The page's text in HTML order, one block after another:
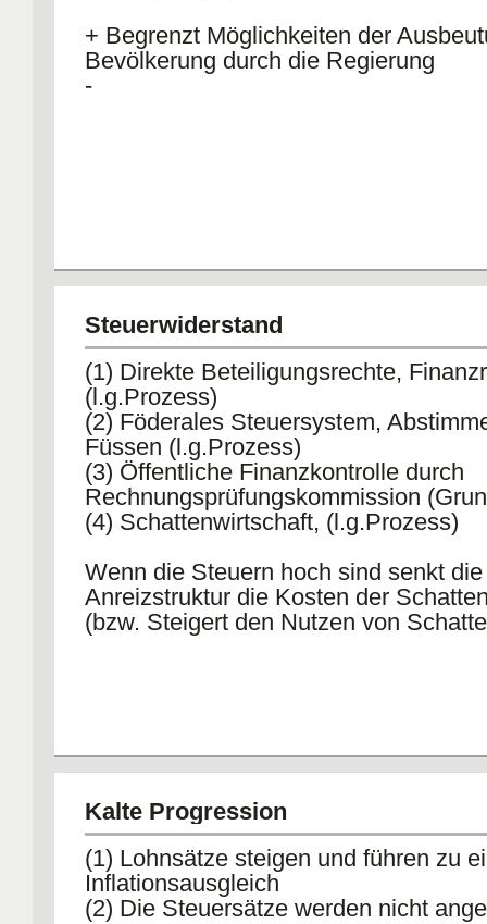
+ Begrenzt Möglichkeiten der
Bevölkerung durch die Regierung
-
Steuerwiderstand
(1) Direkte Beteiligungsrechte,
(l.g.Prozess)
(2) Föderales Steuersystem,
Füssen (l.g.Prozess)
(3) Öffentliche Finanzkontrolle durch
Rechnungsprüfungskommission
(4) Schattenwirtschaft, (l.g.Prozess)
Wenn die Steuern hoch sind senkt die
Anreizstruktur die Kosten der
(bzw. Steigert den Nutzen von
Kalte Progression
(1) Lohnsätze steigen und führen zu
Inflationsausgleich
(2) Die Steuersätze werden nicht